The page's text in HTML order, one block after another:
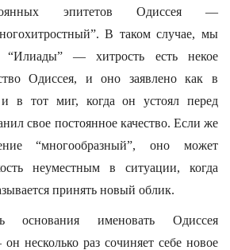
эпитетов Одиссея —
В таком случае, мы
— хитрость есть некое
Одиссея, и оно заявлено как в
в тот миг, когда он устоял перед
свое постоянное качество. Если же
“многообразный”, оно может
неуместным в ситуации, когда
принять новый облик.
именовать Одиссея
несколько раз сочиняет себе новое